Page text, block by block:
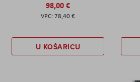
98,00 €
78,40 €
U KOŠARICU